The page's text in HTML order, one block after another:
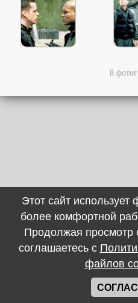
8
Этот сайт
более комфортной
Продолжая просмотр
соглашаетесь с
файлов